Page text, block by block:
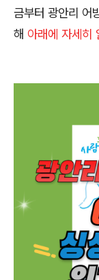
금부터 광안리 어
해 아래에 자세히